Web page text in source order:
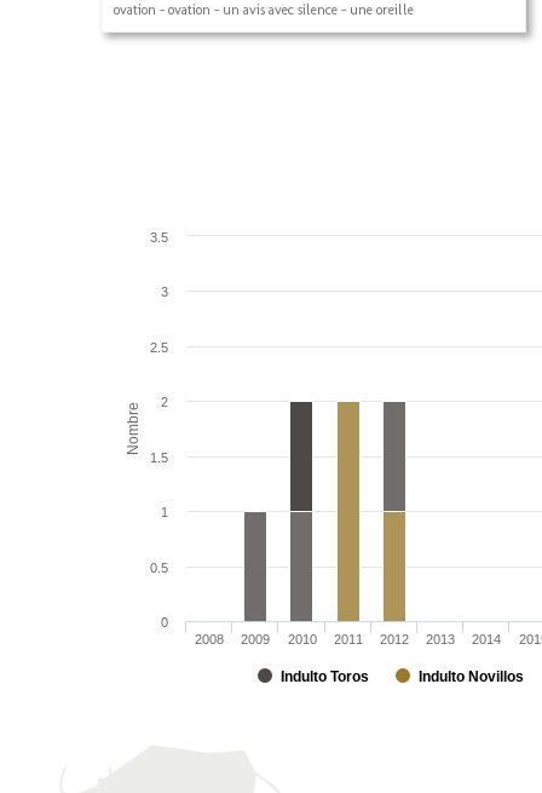
ovation - ovation - un avis avec silence - une oreille
Nombre
Indulto Toros Indulto Novillos
2008 2009 2010 2011 2012 2013 2014
0
0.5
1
1.5
2
2.5
3
3.5